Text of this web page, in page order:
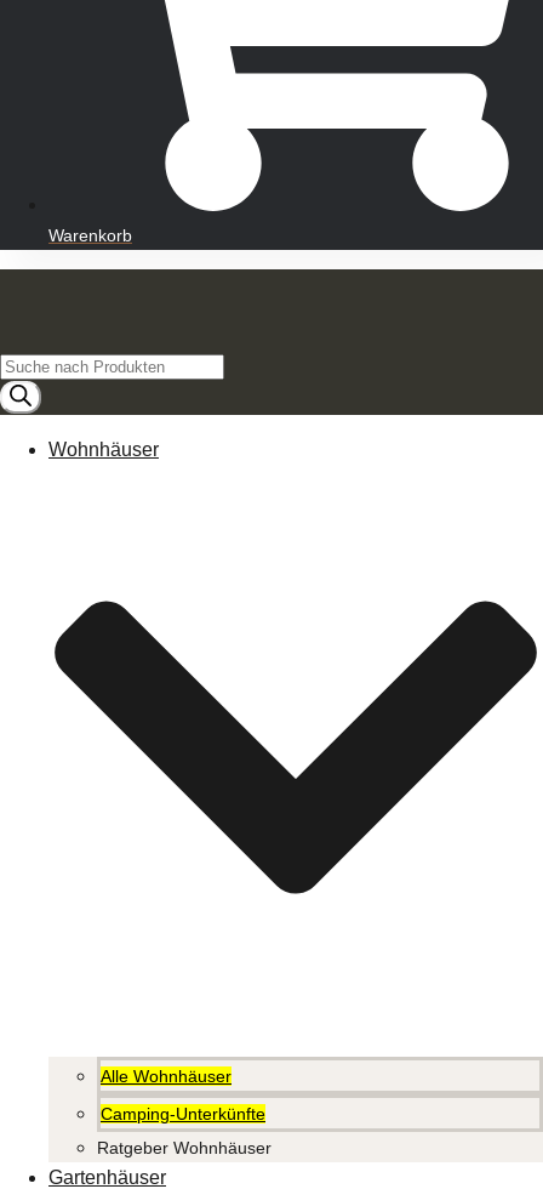
Warenkorb
Products
search
Wohnhäuser
Alle Wohnhäuser
Camping-Unterkünfte
Ratgeber Wohnhäuser
Gartenhäuser